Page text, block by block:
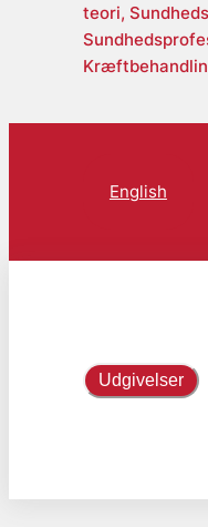
teori,
English
Udgivelser